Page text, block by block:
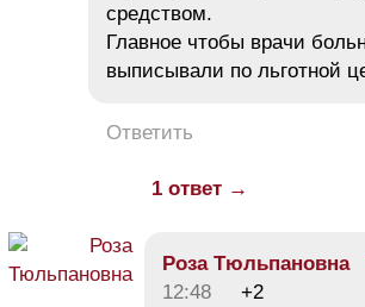
средством.
Главное чтобы врачи
выписывали по льготной
Ответить
1 ответ →
Роза Тюльпановна
12:48
+2